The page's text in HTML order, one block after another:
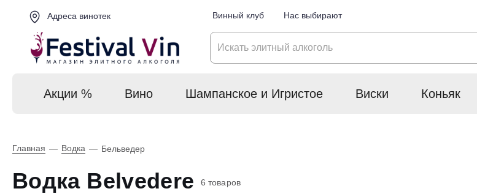
Адреса винотек Винный клуб Нас выбирают
Акции % Вино Шампанское и Игристое Виски Коньяк
Главная — Водка — Бельведер
Водка Belvedere 6 товаров